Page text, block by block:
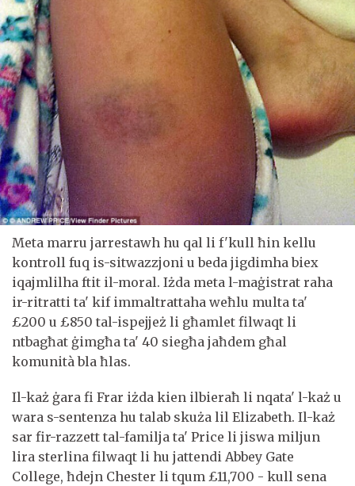
Meta marru jarrestawh hu qal li f'kull ħin kellu
kontroll fuq is-sitwazzjoni u beda jigdimha biex
iqajmlilha ftit il-moral. Iżda meta l-maġistrat raha
ir-ritratti ta' kif immaltrattaha weħlu multa ta'
£200 u £850 tal-ispejjeż li għamlet filwaqt li
ntbagħat ġimgħa ta' 40 siegħa jaħdem għal
komunità bla ħlas.
Il-każ ġara fi Frar iżda kien ilbieraħ li nqata' l-każ u
wara s-sentenza hu talab skuża lil Elizabeth. Il-każ
sar fir-razzett tal-familja ta' Price li jiswa miljun
lira sterlina filwaqt li hu jattendi Abbey Gate
College, ħdejn Chester li tqum £11,700 - kull sena